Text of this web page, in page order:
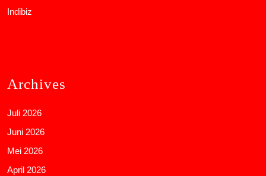
Indibiz
Archives
Juli 2026
Juni 2026
Mei 2026
April 2026